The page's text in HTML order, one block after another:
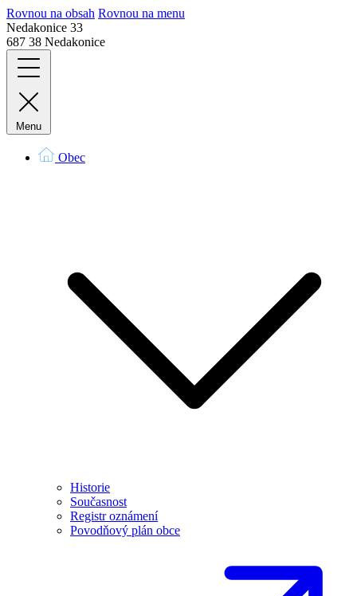
Rovnou na obsah Rovnou na menu
Nedakonice 33
687 38 Nedakonice
Menu
Obec
Historie
Současnost
Registr oznámení
Povodňový plán obce